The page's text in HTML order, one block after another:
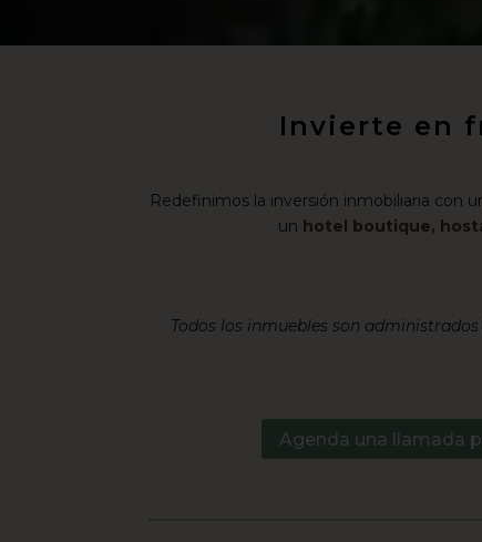
Invierte en
Redefinimos la inversión inmobiliaria con
un hotel boutique,
Todos los inmuebles son
Agenda una llamada